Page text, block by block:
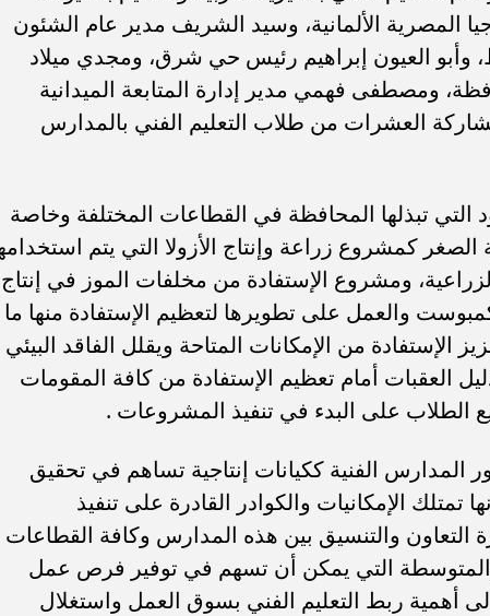
المصرية الألمانية، وسيد الشريف مدير عام الشئون
وأبو العيون إبراهيم رئيس حي شرق، ومجدي ميلاد
ومصطفى فهمي مدير إدارة المتابعة الميدانية
العشرات من طلاب التعليم الفني بالمدارس
تبذلها المحافظة في القطاعات المختلفة وخاصة
الصغر كمشروع زراعة وإنتاج الأزولا التي يتم
ومشروع الإستفادة من مخلفات الموز في إنتاج
والعمل على تطويرها لتعظيم الإستفادة منها ما
من الإمكانات المتاحة ويقلل الفاقد البيئي
العقبات أمام تعظيم الإستفادة من كافة المقومات
الطلاب على البدء في تنفيذ المشروعات .
الفنية ككيانات إنتاجية تساهم في تحقيق
تمتلك الإمكانيات والكوادر القادرة على تنفيذ
التعاون والتنسيق بين هذه المدارس وكافة القطاعات
التي يمكن أن تسهم في توفير فرص عمل
أهمية ربط التعليم الفني بسوق العمل واستغلال